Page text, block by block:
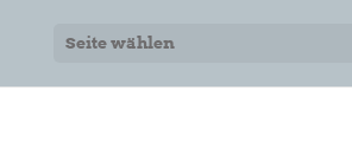
Seite wählen